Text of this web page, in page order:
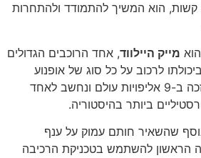
קשות, הוא המשיך להתמודד ולהתחרות
מייק היילווד, אחד הרוכבים הגדולים
שנודע ביכולתו לרכוב על כל סוג של אופנוע
ולהיות תחרותי. היילווד זכה ב-9 אליפויות עולם ונחשב לאחד
ביותר בהיסטוריה.
שהשאיר חותם עמוק על ענף
הראשון להשתמש בטכניקת הרכיבה